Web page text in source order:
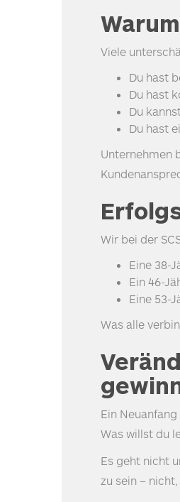
Viele
Du hast
Du hast
Du
Du hast
Unternehmen
Wir bei der
Eine 38-
Ein 46-
Eine 53-
Was alle
Ein
Was willst du
Es geht nicht
zu sein –